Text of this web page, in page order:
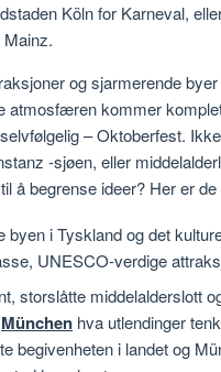
Köln for Karneval,
og sjarmerende
atmosfæren kommer
– Oktoberfest.
-sjøen, eller
å begrense ideer? Her er
byen i Tyskland og det
UNESCO-verdige
storslåtte middelalderslott
München hva utlendinger
begivenheten i landet og